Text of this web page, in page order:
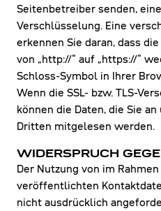
Seitenbetreiber senden, eine
Verschlüsselung. Eine
erkennen Sie daran, dass
von „http://“ auf „https://“
Schloss-Symbol in Ihrer
Wenn die SSL- bzw. TLS-
können die Daten, die Sie
Dritten mitgelesen werden.
WIDERSPRUCH
Der Nutzung von im
veröffentlichten
nicht ausdrücklich